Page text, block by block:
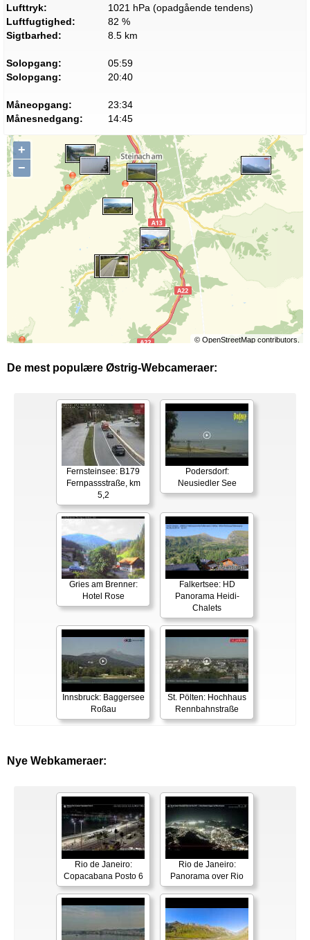
Lufttryk:
1021 hPa (opadgående tendens)
Luftfugtighed:
82 %
Sigtbarhed:
8.5 km
Solopgang:
05:59
Solopgang:
20:40
Måneopgang:
23:34
Månesnedgang:
14:45
+
−
© OpenStreetMapcontributors.
De mest populære Østrig-Webcameraer:
Fernsteinsee: B179
Fernpassstraße, km
5,2
Podersdorf:
Neusiedler See
Gries am Brenner:
Hotel Rose
Falkertsee: HD
Panorama Heidi-
Chalets
Innsbruck: Baggersee
Roßau
St. Pölten: Hochhaus
Rennbahnstraße
Nye Webkameraer:
Rio de Janeiro:
Copacabana Posto 6
Rio de Janeiro:
Panorama over Rio